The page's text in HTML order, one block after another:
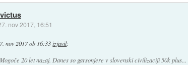
nov 2017, 16:51
nov 2017 ob 16:33 izjavil:
Mogoče 20 let nazaj. Danes so garsonjere v slovenski civilizaciji 50k plus...